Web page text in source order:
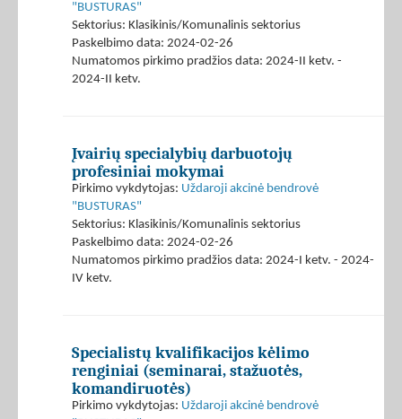
"BUSTURAS"
Sektorius: Klasikinis/Komunalinis sektorius
Paskelbimo data: 2024-02-26
Numatomos pirkimo pradžios data: 2024-II ketv. -
2024-II ketv.
Įvairių specialybių darbuotojų
profesiniai mokymai
Pirkimo vykdytojas: Uždaroji akcinė bendrovė
"BUSTURAS"
Sektorius: Klasikinis/Komunalinis sektorius
Paskelbimo data: 2024-02-26
Numatomos pirkimo pradžios data: 2024-I ketv. - 2024-
IV ketv.
Specialistų kvalifikacijos kėlimo
renginiai (seminarai, stažuotės,
komandiruotės)
Pirkimo vykdytojas: Uždaroji akcinė bendrovė